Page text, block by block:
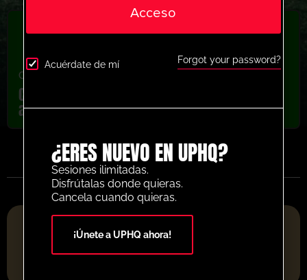
Cruce y remate
Corea del Sur saliendo de la actividad de
acabado de maniquí
PLATAFORMA DE RECURSOS DE FÚTBOL DEL AÑO 2025
Acceso
Acuérdate de mí Forgot your password?
¿ERES NUEVO EN UPHQ?
Sesiones ilimitadas.
Disfrútalas donde quieras.
Cancela cuando quieras.
¡Únete a UPHQ ahora!